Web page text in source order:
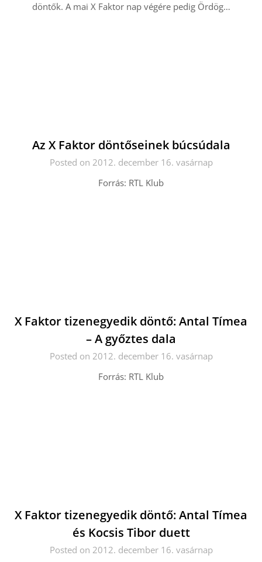
döntők. A mai X Faktor nap végére pedig Ördög…
Az X Faktor döntőseinek búcsúdala
Posted on 2012. december 16. vasárnap
Forrás: RTL Klub
X Faktor tizenegyedik döntő: Antal Tímea
– A győztes dala
Posted on 2012. december 16. vasárnap
Forrás: RTL Klub
X Faktor tizenegyedik döntő: Antal Tímea
és Kocsis Tibor duett
Posted on 2012. december 16. vasárnap